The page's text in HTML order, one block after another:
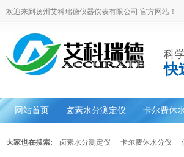
欢迎来到扬州艾科瑞德仪器仪表有限公司 官方网站！
科
快
网站首页 卤素水分测定仪 卡尔费休
大家也在搜索: 卤素水分测定仪 卡尔费休水分仪